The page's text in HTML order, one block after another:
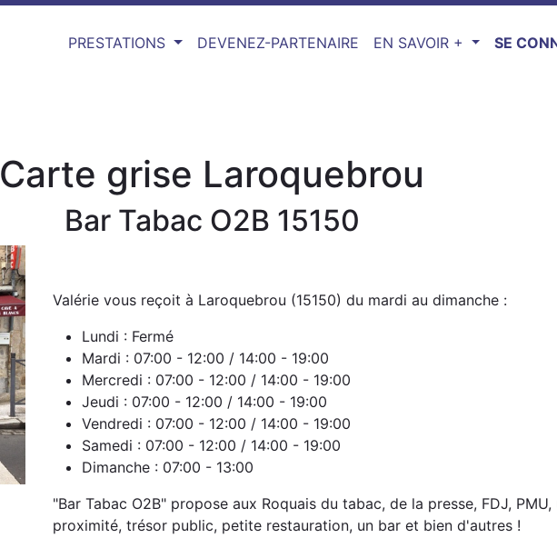
PRESTATIONS DEVENEZ-PARTENAIRE EN SAVOIR + SE
Carte grise Laroquebrou
Bar Tabac O2B 15150
Valérie vous reçoit à Laroquebrou (15150) du mardi au dimanche :
Lundi : Fermé
Mardi : 07:00 - 12:00 / 14:00 - 19:00
Mercredi : 07:00 - 12:00 / 14:00 - 19:00
Jeudi : 07:00 - 12:00 / 14:00 - 19:00
Vendredi : 07:00 - 12:00 / 14:00 - 19:00
Samedi : 07:00 - 12:00 / 14:00 - 19:00
Dimanche : 07:00 - 13:00
"Bar Tabac O2B" propose aux Roquais du tabac, de la presse, FDJ,
proximité, trésor public, petite restauration, un bar et bien d'autres !